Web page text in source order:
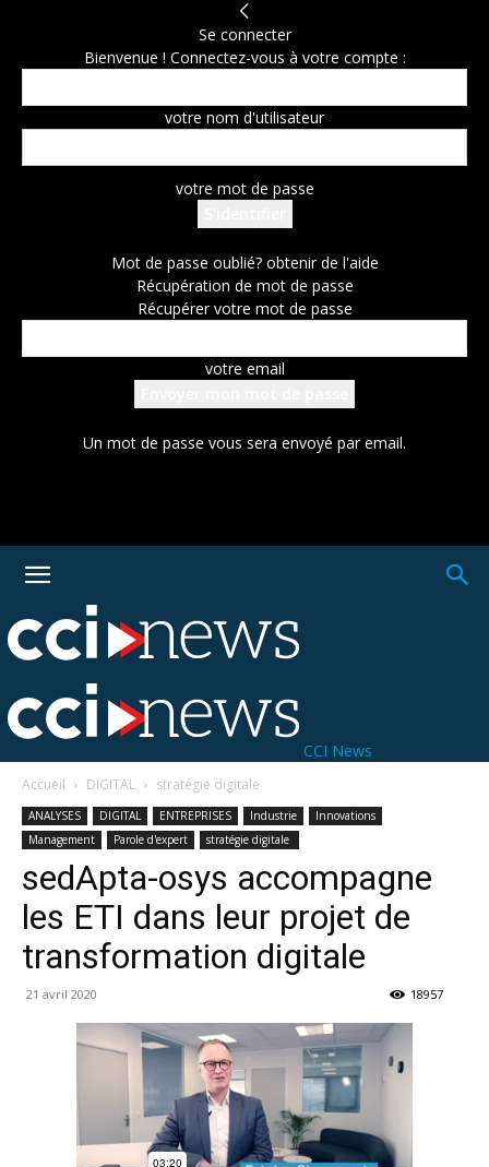
Se connecter
Bienvenue ! Connectez-vous à votre compte :
votre nom d'utilisateur
votre mot de passe
Mot de passe oublié? obtenir de l'aide
Récupération de mot de passe
Récupérer votre mot de passe
votre email
Un mot de passe vous sera envoyé par email.
CCI News
Accueil DIGITAL stratégie digitale
ANALYSES DIGITAL ENTREPRISES Industrie
Innovations
Management
Parole d'expert stratégie digitale
sedApta-osys accompagne
les ETI dans leur projet de
transformation digitale
21 avril 2020 18957